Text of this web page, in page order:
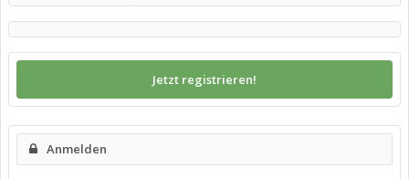
Jetzt registrieren!
Anmelden